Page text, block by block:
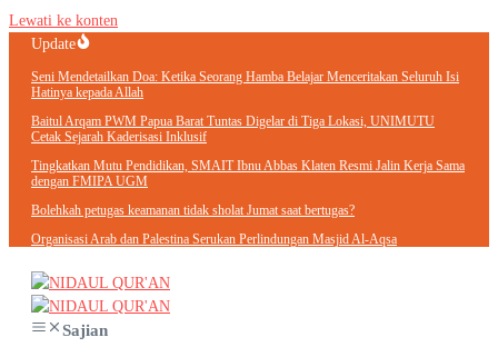
Lewati ke konten
Update
Seni Mendetailkan Doa: Ketika Seorang Hamba Belajar Menceritakan Seluruh Isi
Hatinya kepada Allah
Baitul Arqam PWM Papua Barat Tuntas Digelar di Tiga Lokasi, UNIMUTU
Cetak Sejarah Kaderisasi Inklusif
Tingkatkan Mutu Pendidikan, SMAIT Ibnu Abbas Klaten Resmi Jalin Kerja Sama
dengan FMIPA UGM
Bolehkah petugas keamanan tidak sholat Jumat saat bertugas?
Organisasi Arab dan Palestina Serukan Perlindungan Masjid Al-Aqsa
Sajian